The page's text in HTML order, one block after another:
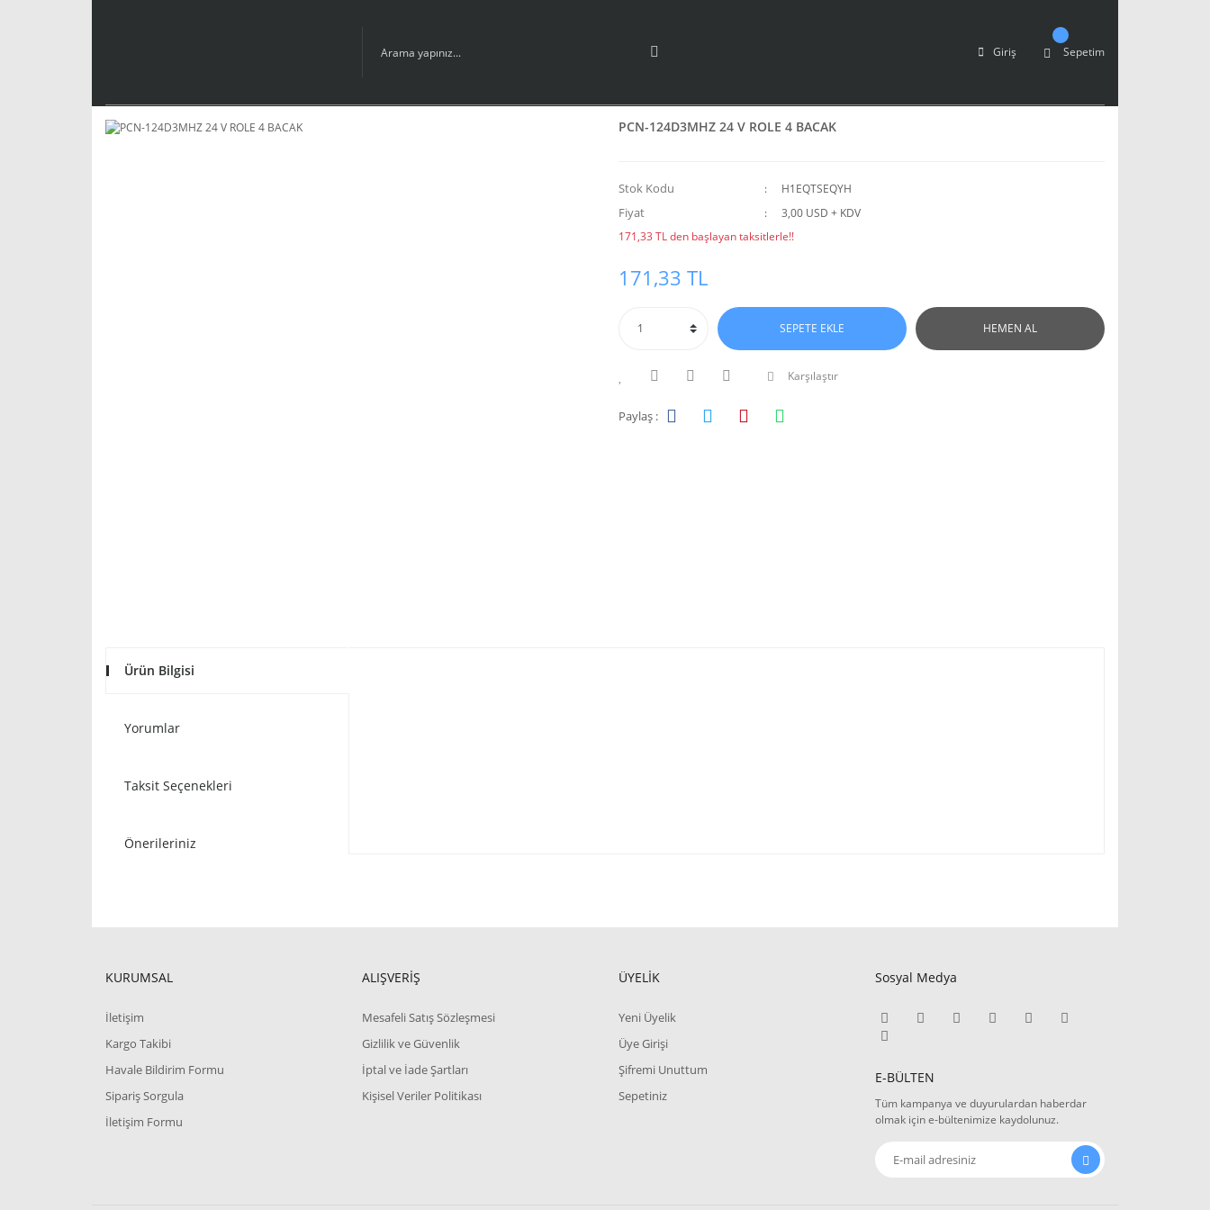
Giriş Sepetim
PCN-124D3MHZ 24 V ROLE 4 BACAK
Stok Kodu H1EQTSEQYH
Fiyat
3,00 USD + KDV
171,33 TL den başlayan taksitlerle!!
171,33 TL
SEPETE EKLE HEMEN AL
Karşılaştır
Paylaş :
Ürün Bilgisi
Yorumlar
Taksit Seçenekleri
Önerileriniz
KURUMSAL
İletişim
Kargo Takibi
Havale Bildirim Formu
Sipariş Sorgula
İletişim Formu
ALIŞVERİŞ
Mesafeli Satış Sözleşmesi
Gizlilik ve Güvenlik
İptal ve İade Şartları
Kişisel Veriler Politikası
ÜYELİK
Yeni Üyelik
Üye Girişi
Şifremi Unuttum
Sepetiniz
Sosyal Medya
E-BÜLTEN
Tüm kampanya ve duyurulardan haberdar
olmak için e-bültenimize kaydolunuz.